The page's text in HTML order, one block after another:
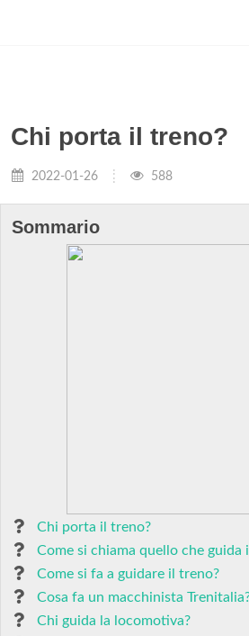
Chi porta il treno?
2022-01-26 588
Sommario
Chi porta il treno?
Come si chiama quello che guida
Come si fa a guidare il treno?
Cosa fa un macchinista
Chi guida la locomotiva?